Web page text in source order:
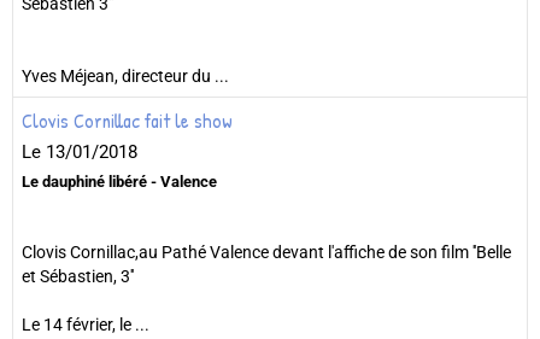
Yves Méjean, directeur du ...
Clovis Cornillac fait le show
Le 13/01/2018
Le dauphiné libéré - Valence
Clovis Cornillac,au Pathé Valence devant l'affiche de son film ''Belle
et Sébastien, 3''
Le 14 février, le ...